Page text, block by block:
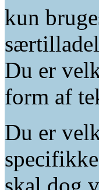
kun
Du er
form af
Du er
skal dog